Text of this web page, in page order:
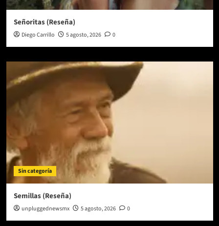
Señoritas (Reseña)
Diego Carrillo 5 agosto, 2026 0
Sin categoría
Semillas (Reseña)
unpluggednewsmx 5 agosto, 2026 0